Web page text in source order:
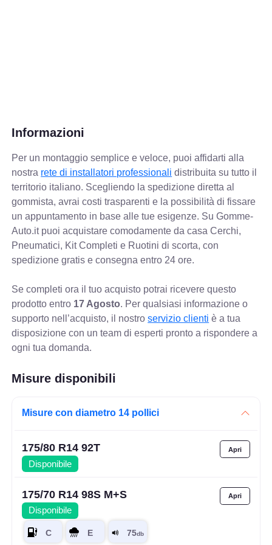
Informazioni
Per un montaggio semplice e veloce, puoi affidarti alla
nostra rete di installatori professionali distribuita su tutto il
territorio italiano. Scegliendo la spedizione diretta al
gommista, avrai costi trasparenti e la possibilità di fissare
un appuntamento in base alle tue esigenze. Su Gomme-
Auto.it puoi acquistare comodamente da casa Cerchi,
Pneumatici, Kit Completi e Ruotini di scorta, con
spedizione gratis e consegna entro 24 ore.
Se completi ora il tuo acquisto potrai ricevere questo
prodotto entro 17 Agosto. Per qualsiasi informazione o
supporto nell’acquisto, il nostroservizio clienti è a tua
disposizione con un team di esperti pronto a rispondere a
ogni tua domanda.
Misure disponibili
Misure con diametro 14 pollici
175/80 R14 92T
Disponibile
175/70 R14 98S M+S
Disponibile